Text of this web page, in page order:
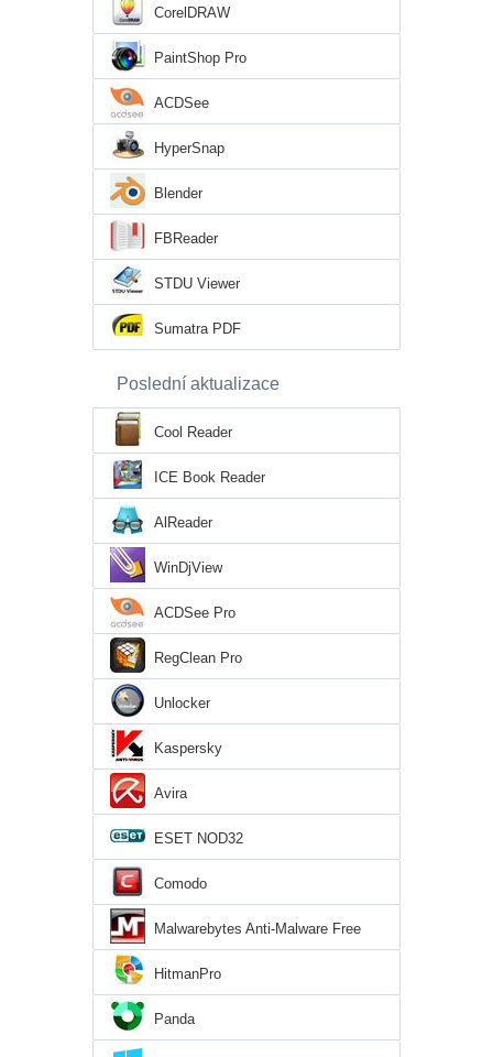
CorelDRAW
PaintShop Pro
ACDSee
HyperSnap
Blender
FBReader
STDU Viewer
Sumatra PDF
Poslední aktualizace
Cool Reader
ICE Book Reader
AlReader
WinDjView
ACDSee Pro
RegClean Pro
Unlocker
Kaspersky
Avira
ESET NOD32
Comodo
Malwarebytes Anti-Malware Free
HitmanPro
Panda